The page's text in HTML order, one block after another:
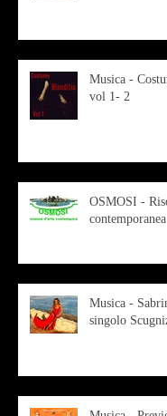
Musica -
vol 1- 2
OSMOSI -
contemporanea
Musica -
singolo